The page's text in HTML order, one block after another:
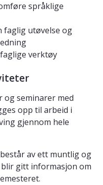
språklige
faglig utøvelse og
verktøy
og seminarer med
opp til arbeid i
gjennom hele
av ett muntlig og
gitt informasjon om